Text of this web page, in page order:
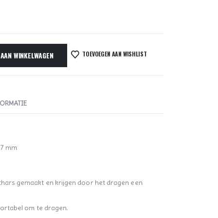
WINKELWAGEN TOEVOEGEN AAN WISHLIST
mm
gemaakt en krijgen door het dragen een
om te dragen.